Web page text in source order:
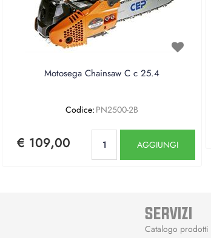
Motosega Chainsaw C c 25.4
Codice: PN2500-2B
€ 109,00 AGGIUNGI
SERVIZI
Catalogo prodotti